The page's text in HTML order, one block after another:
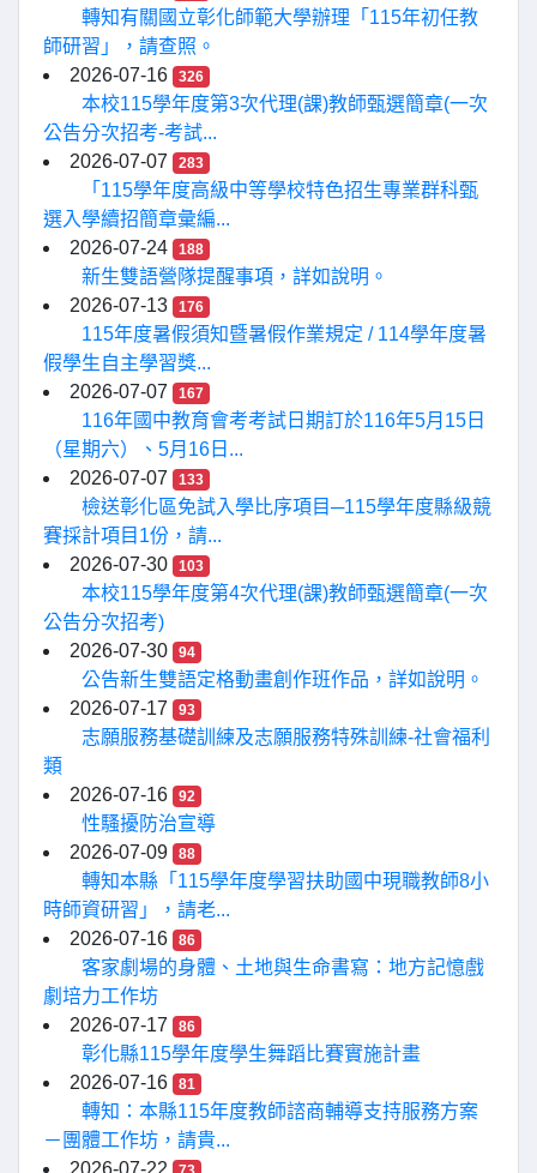
轉知有關國立彰化師範大學辦理「115年初任教
師研習」，請查照。
2026-07-16
326
本校115學年度第3次代理(課)教師甄選簡章(一次
公告分次招考-考試...
2026-07-07
283
「115學年度高級中等學校特色招生專業群科甄
選入學續招簡章彙編...
2026-07-24
188
新生雙語營隊提醒事項，詳如說明。
2026-07-13
176
115年度暑假須知暨暑假作業規定 / 114學年度暑
假學生自主學習獎...
2026-07-07
167
116年國中教育會考考試日期訂於116年5月15日
（星期六）、5月16日...
2026-07-07
133
檢送彰化區免試入學比序項目─115學年度縣級競
賽採計項目1份，請...
2026-07-30
103
本校115學年度第4次代理(課)教師甄選簡章(一次
公告分次招考)
2026-07-30
94
公告新生雙語定格動畫創作班作品，詳如說明。
2026-07-17
93
志願服務基礎訓練及志願服務特殊訓練-社會福利
類
2026-07-16
92
性騷擾防治宣導
2026-07-09
88
轉知本縣「115學年度學習扶助國中現職教師8小
時師資研習」，請老...
2026-07-16
86
客家劇場的身體、土地與生命書寫：地方記憶戲
劇培力工作坊
2026-07-17
86
彰化縣115學年度學生舞蹈比賽實施計畫
2026-07-16
81
轉知：本縣115年度教師諮商輔導支持服務方案
－團體工作坊，請貴...
2026-07-22